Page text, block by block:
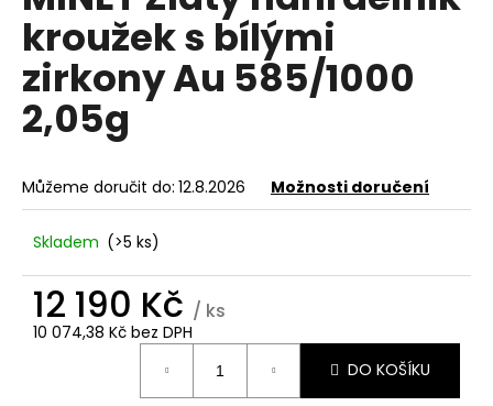
0,0
5
hvězdiček.
kroužek s bílými
zirkony Au 585/1000
2,05g
Můžeme doručit do: 12.8.2026 Možnosti doručení
Skladem (>5 ks)
12 190 Kč / ks
10 074,38 Kč bez DPH
DO KOŠÍKU
a
j
í
t
?